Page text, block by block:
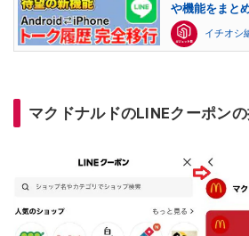
や機能をまと
イチオシ
マクドナルドのLINEクーポン